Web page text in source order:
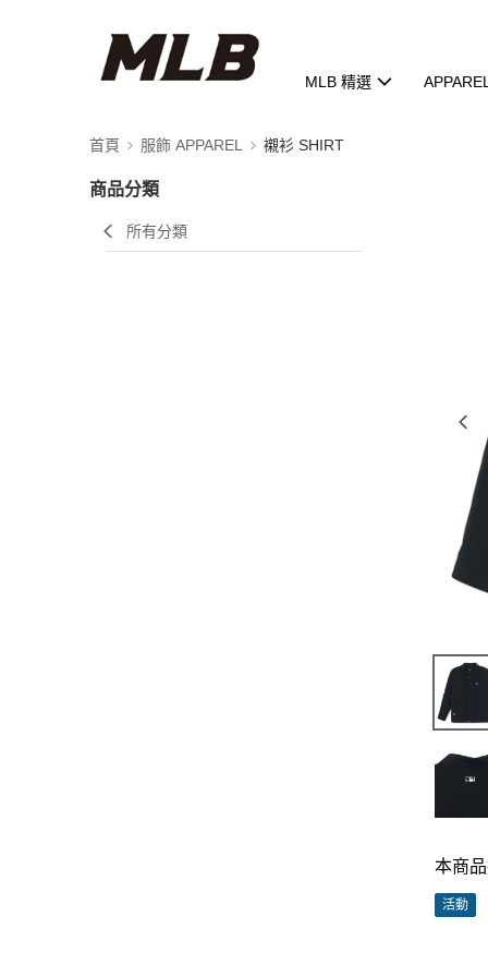
MLB 精選 APPAREL
首頁 服飾 APPAREL 襯衫 SHIRT
商品分類
所有分類
本商
活動